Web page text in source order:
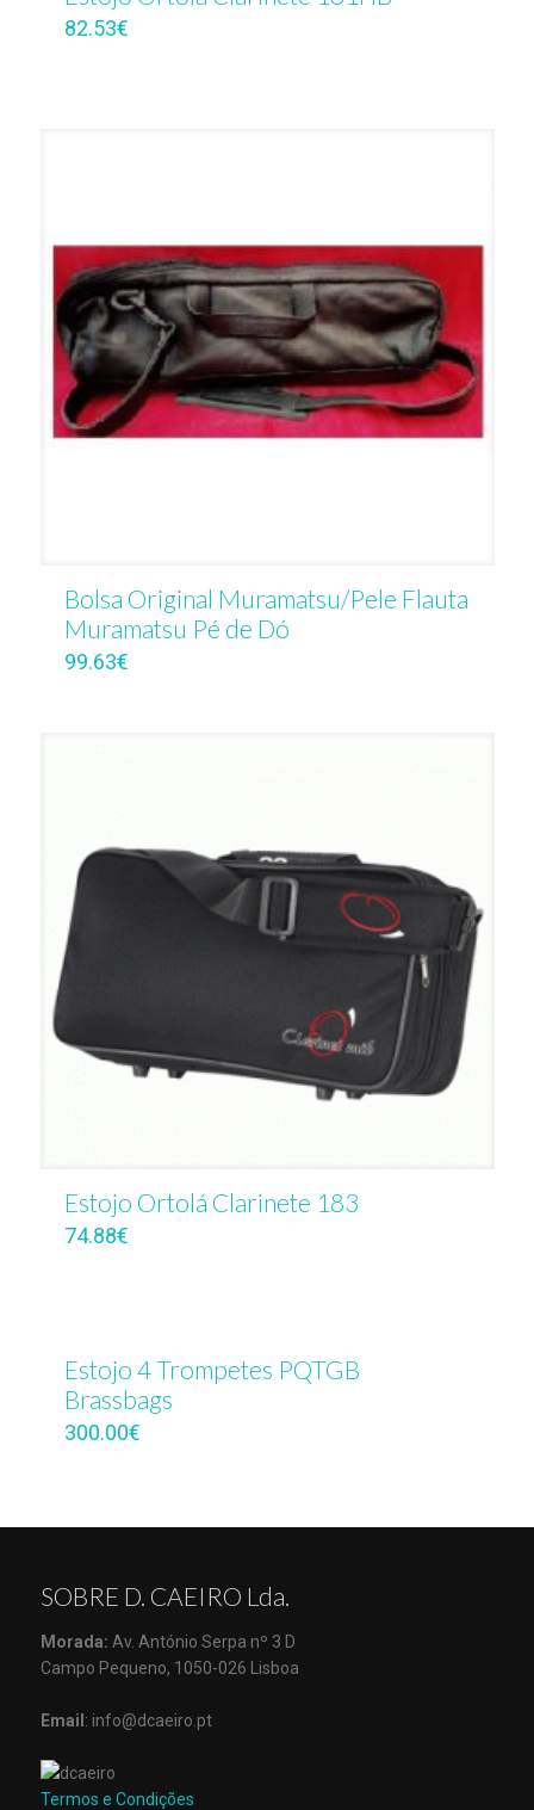
82.53€
Bolsa Original Muramatsu/Pele Flauta
Muramatsu Pé de Dó
99.63€
Estojo Ortolá Clarinete 183
74.88€
Estojo 4 Trompetes PQTGB
Brassbags
300.00€
SOBRE D. CAEIRO Lda.
Morada: Av. António Serpa nº 3 D
Campo Pequeno, 1050-026 Lisboa
Email : info@dcaeiro.pt
Termos e Condições